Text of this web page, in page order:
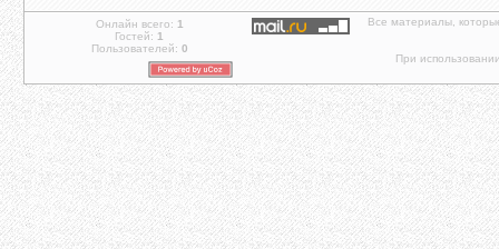
Онлайн всего: 1
Гостей: 1
Пользователей: 0
Все материалы,
При